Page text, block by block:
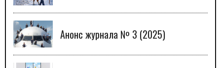
Анонс журнала № 3 (2025)